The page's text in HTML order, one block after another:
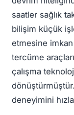
saatler sağlık
bilişim küçük
etmesine imkan
tercüme
çalışma
deneyimini